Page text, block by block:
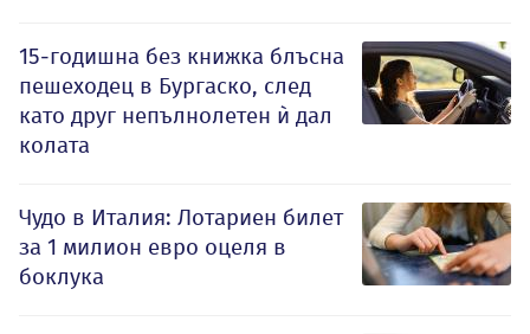
15-годишна без книжка блъсна
пешеходец в Бургаско, след
като друг непълнолетен ѝ дал
колата
Чудо в Италия: Лотариен билет
за 1 милион евро оцеля в
боклука